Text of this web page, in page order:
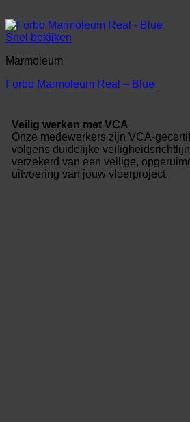
Snel bekijken
Marmoleum
Forbo Marmoleum Real – Blue
Veilig werken met VCA
Onze medewerkers zijn VCA-
volgens duidelijke
verzekerd van een veilige,
uitvoering van jouw vloerproject.